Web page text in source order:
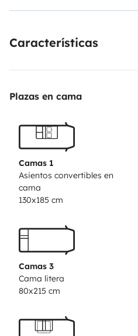
et d'une habitacle au 220v
doubles prises USB sont à
Pour les locations en juillet
vendredi soir après 18h00 .
débutera après 17h00 pour
compréhension Venez vite
weekend ou plus pour un
vacances. A bientôt .
Características
Plazas en cama
Camas 1
Asientos convertibles en
cama
130x185 cm
Camas 3
Cama litera
80x215 cm